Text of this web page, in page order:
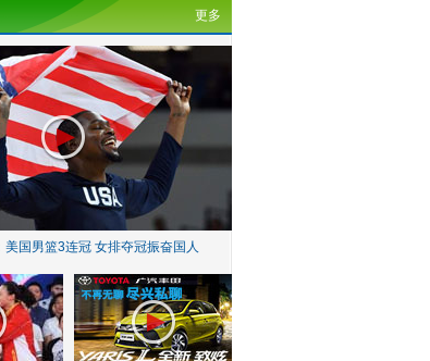
更多
美国男篮3连冠 女排夺冠振奋国人